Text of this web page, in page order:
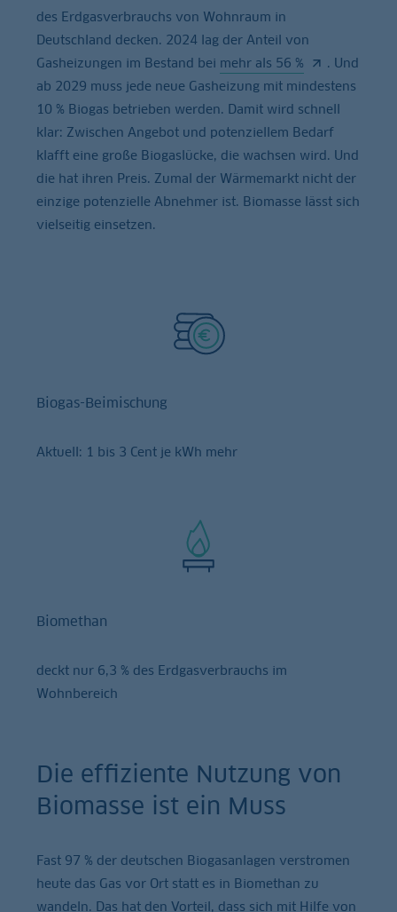
des Erdgasverbrauchs von Wohnraum in
Deutschland decken. 2024 lag der Anteil von
Gasheizungen im Bestand bei mehr als 56 %
. Und
ab 2029 muss jede neue Gasheizung mit mindestens
10 % Biogas betrieben werden. Damit wird schnell
klar: Zwischen Angebot und potenziellem Bedarf
klafft eine große Biogaslücke, die wachsen wird. Und
die hat ihren Preis. Zumal der Wärmemarkt nicht der
einzige potenzielle Abnehmer ist. Biomasse lässt sich
vielseitig einsetzen.
Biogas-Beimischung
Aktuell: 1 bis 3 Cent je kWh mehr
Biomethan
deckt nur 6,3 % des Erdgasverbrauchs im
Wohnbereich
Die effiziente Nutzung von
Biomasse ist ein Muss
Fast 97 % der deutschen Biogasanlagen verstromen
heute das Gas vor Ort statt es in Biomethan zu
wandeln. Das hat den Vorteil, dass sich mit Hilfe von